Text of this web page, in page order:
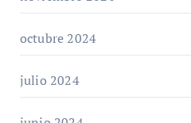
octubre 2024
julio 2024